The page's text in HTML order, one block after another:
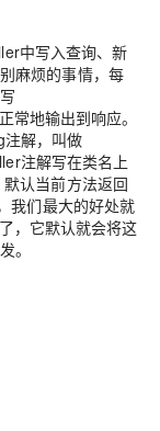
中写入查询、新
麻烦的事情，每
地输出到响应。
解，叫做
注解写在类名上
认当前方法返回
我们最大的好处就
，它默认就会将这
。